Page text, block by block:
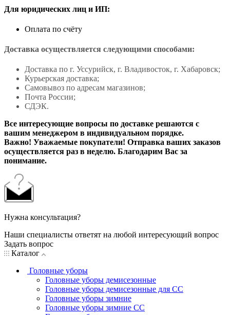
Для юридических лиц и ИП:
Оплата по счёту
Доставка осуществляется следующими способами:
Доставка по г. Уссурийск, г. Владивосток, г. Хабаровск;
Курьерская доставка;
Самовывоз по адресам магазинов;
Почта России;
СДЭК.
Все интересующие вопросы по доставке решаются с
вашим менеджером в индивидуальном порядке.
Важно! Уважаемые покупатели! Отправка ваших заказов
осуществляется раз в неделю. Благодарим Вас за
понимание.
Нужна консультация?
Наши специалисты ответят на любой интересующий вопрос
Задать вопрос
Каталог
Головные уборы
Головные уборы демисезонные
Головные уборы демисезонные для СС
Головные уборы зимние
Головные уборы зимние СС